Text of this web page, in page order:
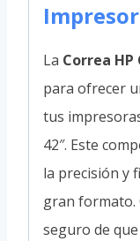
La Correa HP
para ofrecer
tus
42″. Este
la precisión y
gran formato.
seguro de